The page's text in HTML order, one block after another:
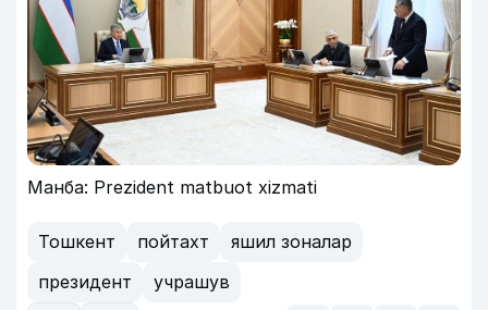
Манба: Prezident matbuot xizmati
Тошкент пойтахт
яшил зоналар
президент
учрашув